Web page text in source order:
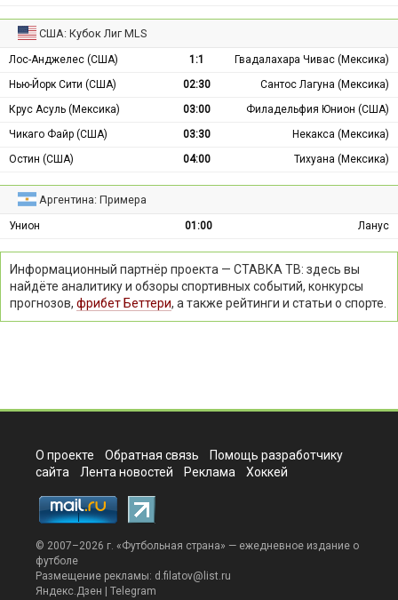
США: Кубок Лиг MLS
Лос-Анджелес (США) 1:1
Гвадалахара Чивас (Мексика)
Нью-Йорк Сити (США)
02:30
Сантос Лагуна (Мексика)
Крус Асуль (Мексика)
03:00
Филадельфия Юнион (США)
Чикаго Файр (США)
03:30
Некакса (Мексика)
Остин (США)
04:00 Тихуана (Мексика)
Аргентина: Примера
Унион 01:00 Ланус
Информационный партнёр проекта — СТАВКА ТВ: здесь вы
найдёте аналитику и обзоры спортивных событий, конкурсы
прогнозов, фрибет Беттери, а также рейтинги и статьи о спорте.
О проекте Обратная связь
Помощь разработчику
сайта
Лента новостей Реклама Хоккей
© 2007–2026 г. «Футбольная страна» — ежедневное издание о
футболе
Размещение рекламы: d.filatov@list.ru
Яндекс.Дзен | Telegram